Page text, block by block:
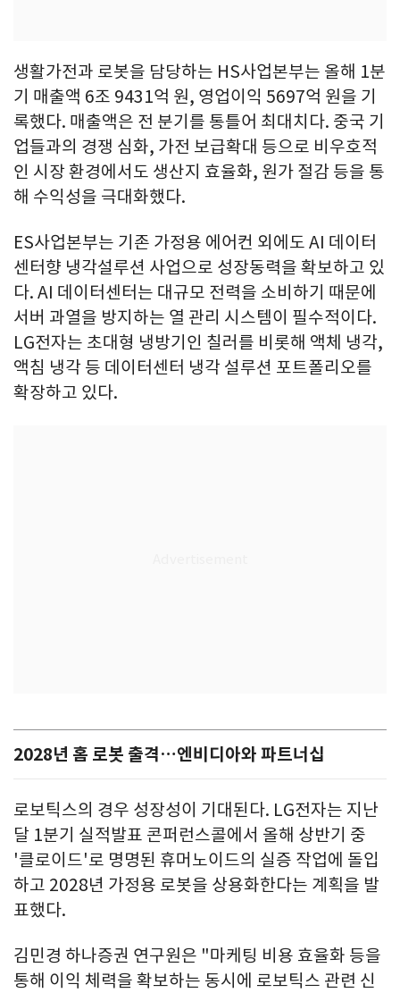
생활가전과 로봇을 담당하는 HS사업본부는 올해 1분
기 매출액 6조 9431억 원, 영업이익 5697억 원을 기
록했다. 매출액은 전 분기를 통틀어 최대치다. 중국 기
업들과의 경쟁 심화, 가전 보급확대 등으로 비우호적
인 시장 환경에서도 생산지 효율화, 원가 절감 등을 통
해 수익성을 극대화했다.
ES사업본부는 기존 가정용 에어컨 외에도 AI 데이터
센터향 냉각설루션 사업으로 성장동력을 확보하고 있
다. AI 데이터센터는 대규모 전력을 소비하기 때문에
서버 과열을 방지하는 열 관리 시스템이 필수적이다.
LG전자는 초대형 냉방기인 칠러를 비롯해 액체 냉각,
액침 냉각 등 데이터센터 냉각 설루션 포트폴리오를
확장하고 있다.
2028년 홈 로봇 출격…엔비디아와 파트너십
로보틱스의 경우 성장성이 기대된다. LG전자는 지난
달 1분기 실적발표 콘퍼런스콜에서 올해 상반기 중
'클로이드'로 명명된 휴머노이드의 실증 작업에 돌입
하고 2028년 가정용 로봇을 상용화한다는 계획을 발
표했다.
김민경 하나증권 연구원은 "마케팅 비용 효율화 등을
통해 이익 체력을 확보하는 동시에 로보틱스 관련 신